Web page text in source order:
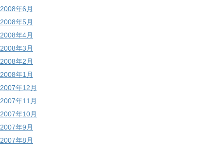
2008年6月
2008年5月
2008年4月
2008年3月
2008年2月
2008年1月
2007年12月
2007年11月
2007年10月
2007年9月
2007年8月